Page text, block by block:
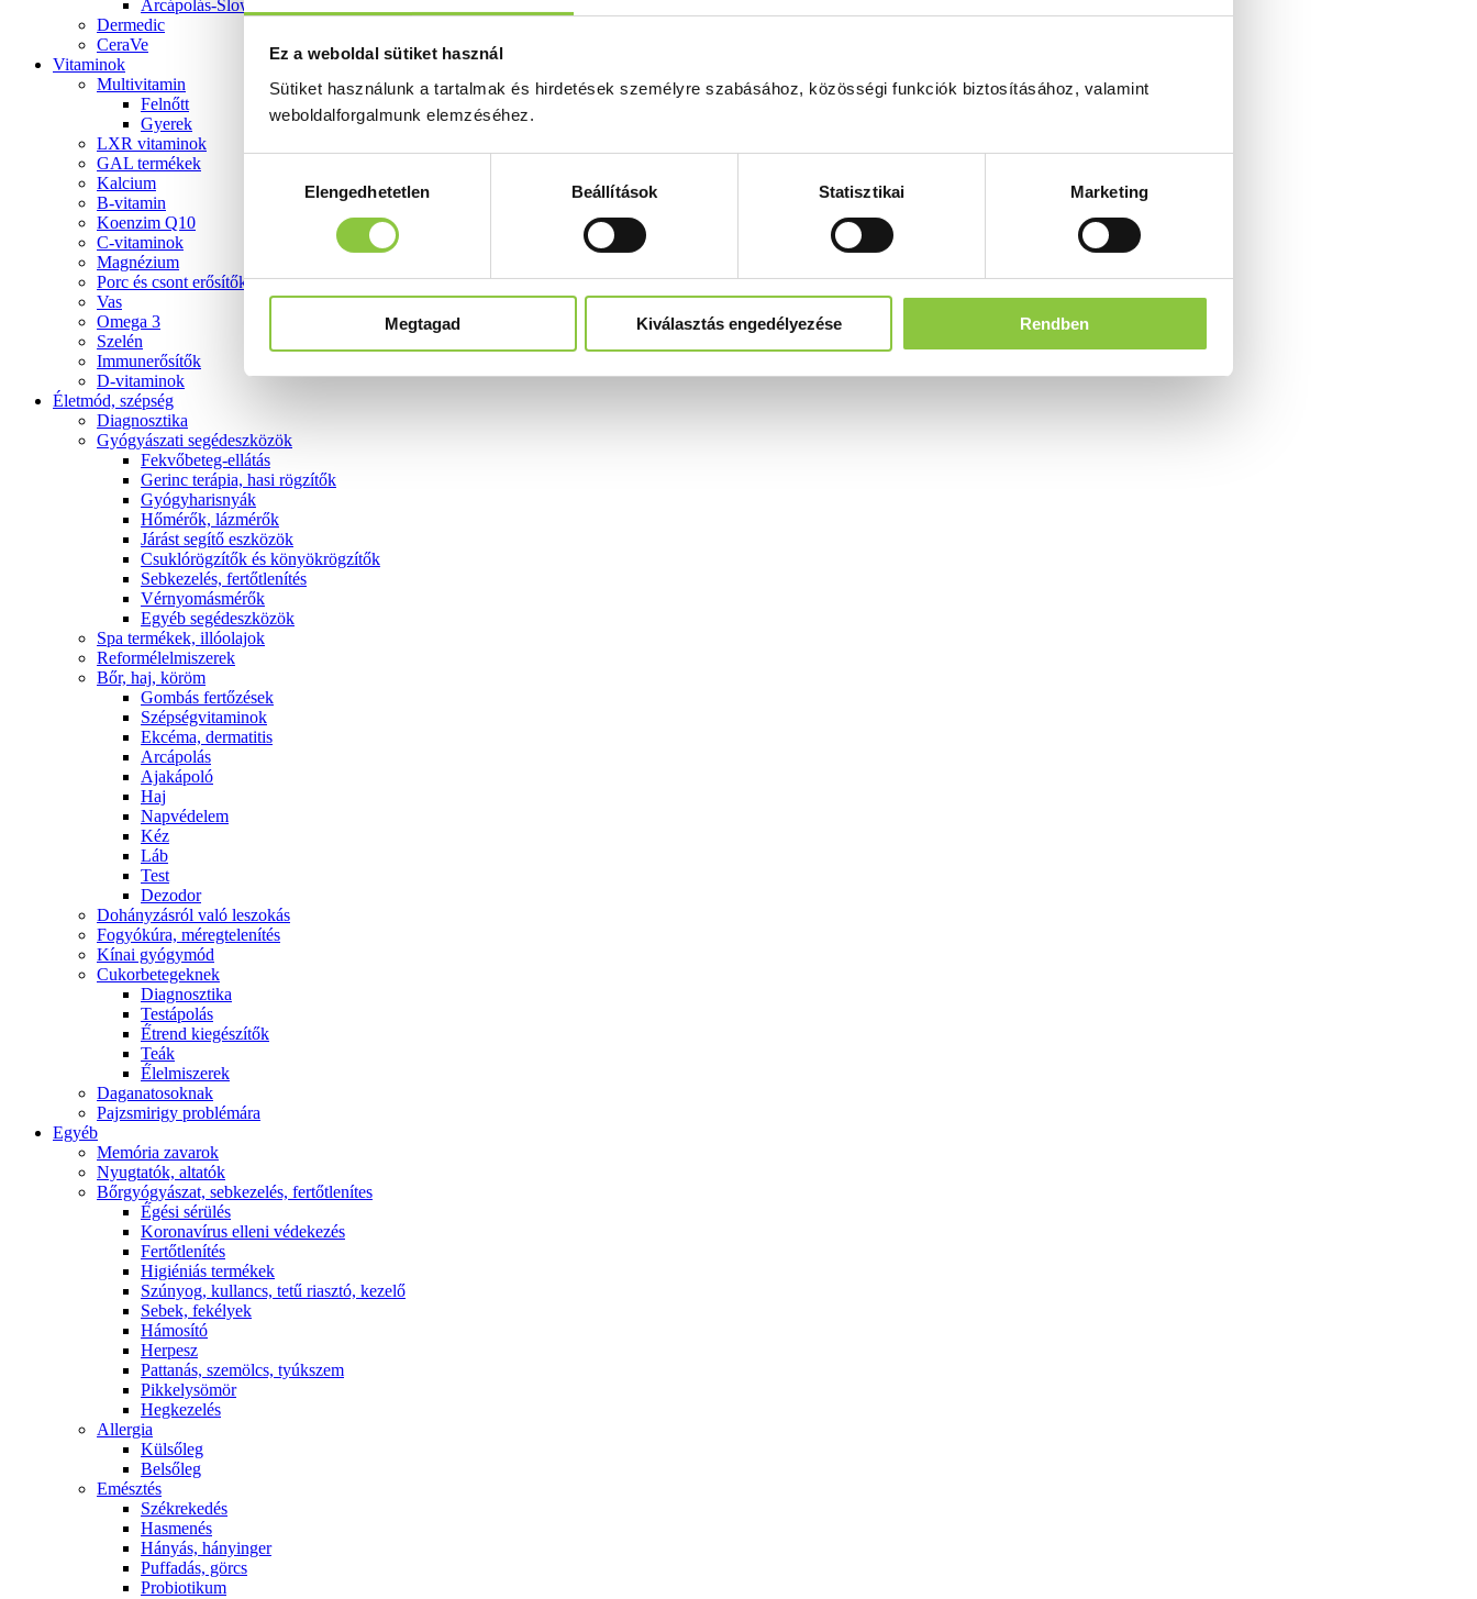
Ez a weboldal sütiket használ
Sütiket használunk a tartalmak és hirdetések személyre szabásához, közösségi funkciók biztosításához, valamint
weboldalforgalmunk elemzéséhez.
kiválasztásaElengedhetetlen Beállítások Statisztikai Marketing
Megtagad Kiválasztás engedélyezése Rendben
Arcápolás-Slow Age
Dermedic
CeraVe
Vitaminok
Multivitamin
Felnőtt
Gyerek
LXR vitaminok
GAL termékek
Kalcium
B-vitamin
Koenzim Q10
C-vitaminok
Magnézium
Porc és csont erősítők
Vas
Omega 3
Szelén
Immunerősítők
D-vitaminok
Életmód, szépség
Diagnosztika
Gyógyászati segédeszközök
Fekvőbeteg-ellátás
Gerinc terápia, hasi rögzítők
Gyógyharisnyák
Hőmérők, lázmérők
Járást segítő eszközök
Csuklórögzítők és könyökrögzítők
Sebkezelés, fertőtlenítés
Vérnyomásmérők
Egyéb segédeszközök
Spa termékek, illóolajok
Reformélelmiszerek
Bőr, haj, köröm
Gombás fertőzések
Szépségvitaminok
Ekcéma, dermatitis
Arcápolás
Ajakápoló
Haj
Napvédelem
Kéz
Láb
Test
Dezodor
Dohányzásról való leszokás
Fogyókúra, méregtelenítés
Kínai gyógymód
Cukorbetegeknek
Diagnosztika
Testápolás
É́trend kiegészítők
Teák
É́lelmiszerek
Daganatosoknak
Pajzsmirigy problémára
Egyéb
Memória zavarok
Nyugtatók, altatók
Bőrgyógyászat, sebkezelés, fertőtlenítes
É́gési sérülés
Koronavírus elleni védekezés
Fertőtlenítés
Higiéniás termékek
Szúnyog, kullancs, tetű riasztó, kezelő
Sebek, fekélyek
Hámosító
Herpesz
Pattanás, szemölcs, tyúkszem
Pikkelysömör
Hegkezelés
Allergia
Külsőleg
Belsőleg
Emésztés
Székrekedés
Hasmenés
Hányás, hányinger
Puffadás, görcs
Probiotikum